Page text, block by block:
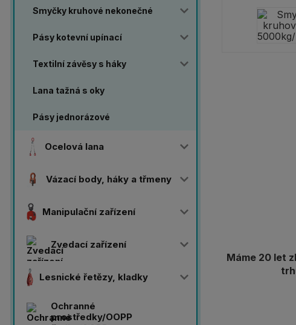
Smyčky kruhové nekonečné
Pásy kotevní upínací
Textilní závěsy s háky
Lana tažná s oky
Pásy jednorázové
Ocelová lana
Vázací body, háky a třmeny
Manipulační zařízení
Zvedací zařízení
Lesnické řetězy, kladky
Ochranné
prostředky/OOPP
Máme 20 let